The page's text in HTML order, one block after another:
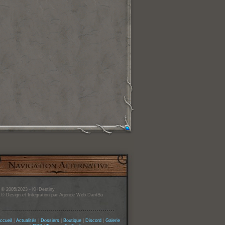
© 2005/2023 - KHDestiny
© Design et Integration par Agence Web DantSu
Actualités Dossiers| Boutique| Discord
Galerie